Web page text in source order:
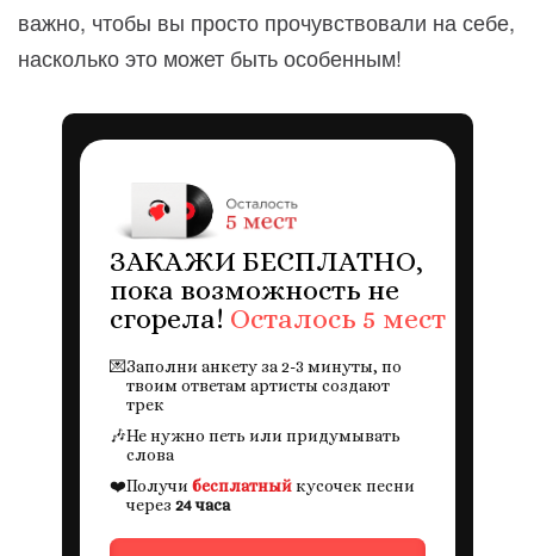
важно, чтобы вы просто прочувствовали на себе,
насколько это может быть особенным!
ЗАКАЖИ БЕСПЛАТНО,
пока возможность не
сгорела! Осталось 5 мест
💌Заполни анкету за 2-3 минуты, по
твоим ответам артисты создают
трек
🎶Не нужно петь или придумывать
слова
❤️Получи бесплатныйкусочек песни
через 24 часа